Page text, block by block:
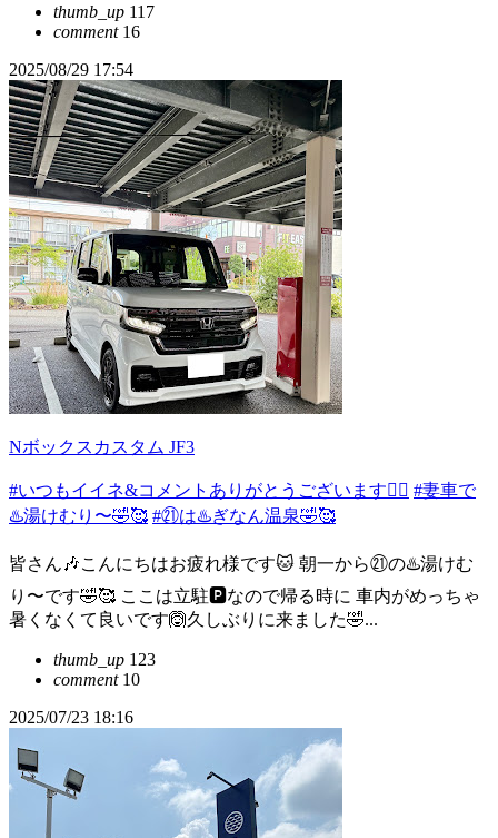
thumb_up 117
comment16
2025/08/29 17:54
Nボックスカスタム JF3
#いつもイイネ&コメントありがとうございます🙇‍♂️ #妻車で
♨️湯けむり〜🤣🥰 #㉑は♨️ぎなん温泉🤣🥰
皆さん🎶こんにちはお疲れ様です🐱 朝一から㉑の♨️湯けむ
り〜です🤣🥰 ここは立駐🅿️なので帰る時に 車内がめっちゃ
暑くなくて良いです🙆久しぶりに来ました🤣...
thumb_up 123
comment10
2025/07/23 18:16